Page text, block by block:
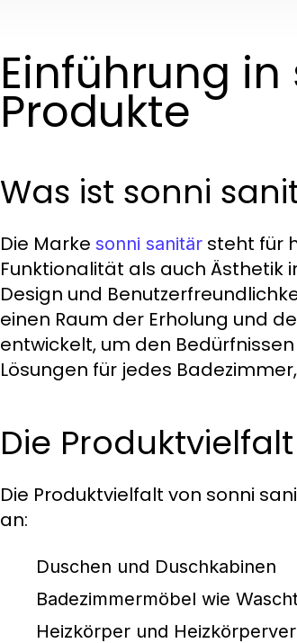
Einführung
Produkte
Was ist sonni
Die Marke sonni sanitär steht für
Funktionalität als auch Ästhetik
Design und
einen Raum der Erholung und
entwickelt, um den
Lösungen für jedes
Die
Die Produktvielfalt von sonni
an:
Duschen und Duschkabinen
Badezimmermöbel wie
Heizkörper und